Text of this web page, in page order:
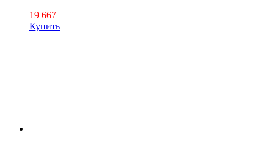
19 667
Купить